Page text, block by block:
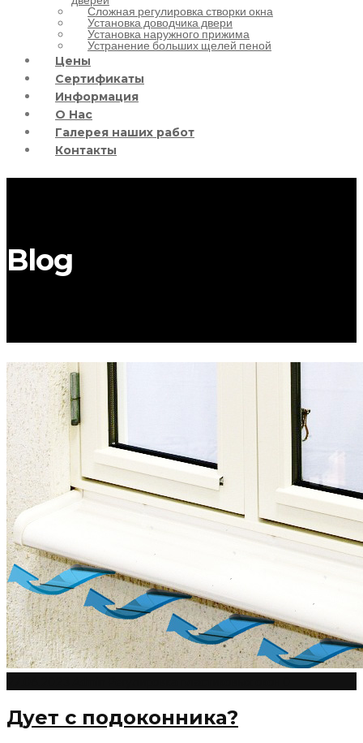
Сложная регулировка створки окна
Установка доводчика двери
Установка наружного прижима
Устранение больших щелей пеной
Цены
Сертификаты
Информация
О Нас
Галерея наших работ
Контакты
Blog
Дует с подоконника?